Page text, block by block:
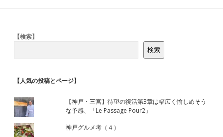
Sidebar
【検索】
検索
【人気の投稿とページ】
【神戸・三宮】待望の復活第3章は幅広く愉しめそう
な予感、「Le Passage Pour2」
神戸グルメ考（４）